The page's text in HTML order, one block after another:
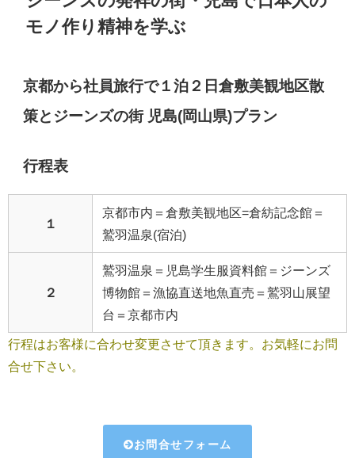
モノ作り精神を学ぶ
京都から社員旅行で１泊２日倉敷美観地区散
策とジーンズの街 児島(岡山県)プラン
行程表
１
京都市内＝倉敷美観地区=倉紡記念館 ＝
鷲羽温泉(宿泊)
２
鷲羽温泉＝児島学生服資料館＝ジーンズ
博物館＝漁協直送地魚直売＝鷲羽山展望
台＝京都市内
行程はお客様に合わせ変更させて頂きます。お気軽にお問
合せ下さい。
お問合せフォーム